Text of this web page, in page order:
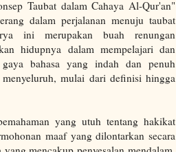
Taubat dalam Cahaya Al-Qur'an"
dalam perjalanan menuju taubat
ini merupakan buah renungan
hidupnya dalam mempelajari dan
bahasa yang indah dan penuh
mulai dari definisi hingga
yang utuh tentang hakikat
maaf yang dilontarkan secara